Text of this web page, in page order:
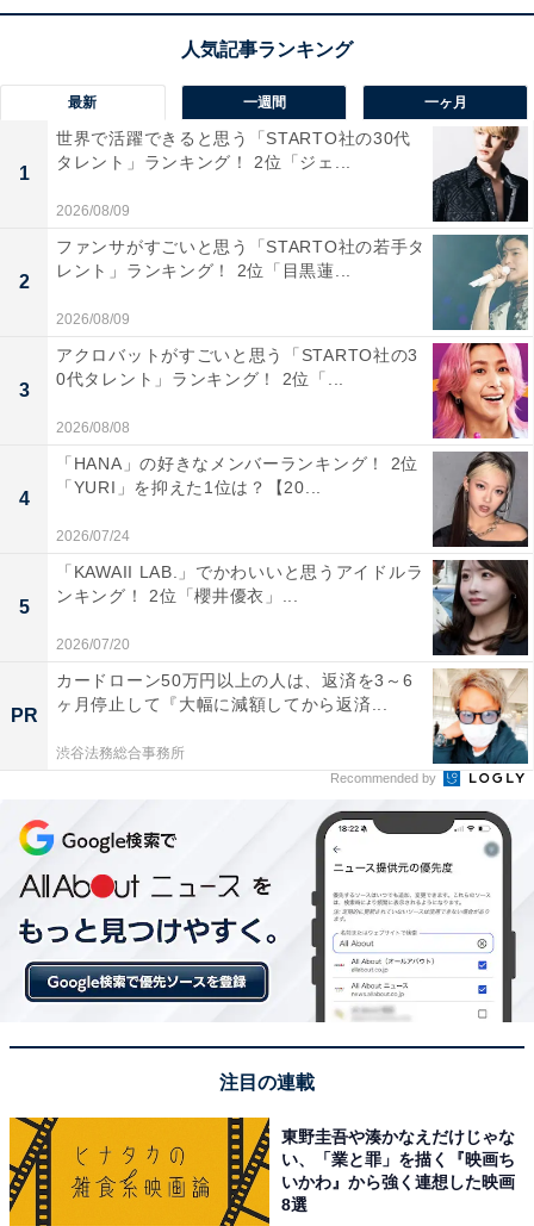
次ページ
60位までの全ランキング結果を見
こちらもおすすめ
【のんべえに聞いた】推し飲み屋街ランキン
グ！ 2位「赤坂見附」を抑えた1位は？【関東4
1 2
最新 一週間 一ヶ月
1
世界で活躍できると思う「STARTO社の30代
タレント」ランキング！ 2位「ジェ...
2026/08/09
2
ファンサがすごいと思う「STARTO社の若手タ
レント」ランキング！ 2位「目黒蓮...
2026/08/09
3
アクロバットがすごいと思う「STARTO社の3
0代タレント」ランキング！ 2位「...
2026/08/08
4
「HANA」の好きなメンバーランキング！ 2位
「YURI」を抑えた1位は？【20...
2026/07/24
5
「KAWAII LAB.」でかわいいと思うアイドルラ
ンキング！ 2位「櫻井優衣」...
2026/07/20
PR
カードローン50万円以上の人は、返済を3～6
ヶ月停止して『大幅に減額してから返済...
渋谷法務総合事務所
Recommended by
注目の連載
東野圭吾や湊かなえだけじゃな
い、「業と罪」を描く『映画ち
いかわ』から強く連想した映画
8選